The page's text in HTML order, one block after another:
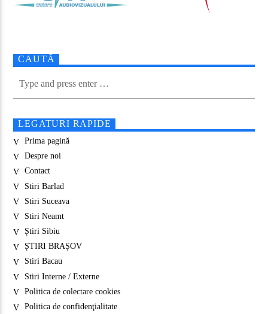
CAUTĂ
LEGATURI RAPIDE
Prima pagină
Despre noi
Contact
Stiri Barlad
Stiri Suceava
Stiri Neamt
Știri Sibiu
ȘTIRI BRAȘOV
Stiri Bacau
Stiri Interne / Externe
Politica de colectare cookies
Politica de confidenţialitate